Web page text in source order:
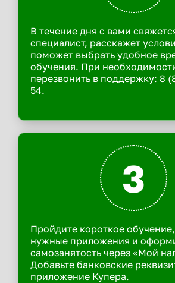
В течение дня с вами
специалист, расскажет
поможет выбрать удобное
обучения. При
перезвонить в поддержку: 8
54.
3
Пройдите короткое
нужные приложения и
самозанятость через «Мой
Добавьте банковские
приложение Купера.